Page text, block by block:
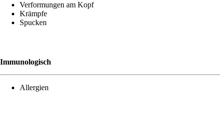
Ver­for­mun­gen am Kopf
Krämp­fe
Spu­cken
Immu­no­lo­gisch
All­er­gien